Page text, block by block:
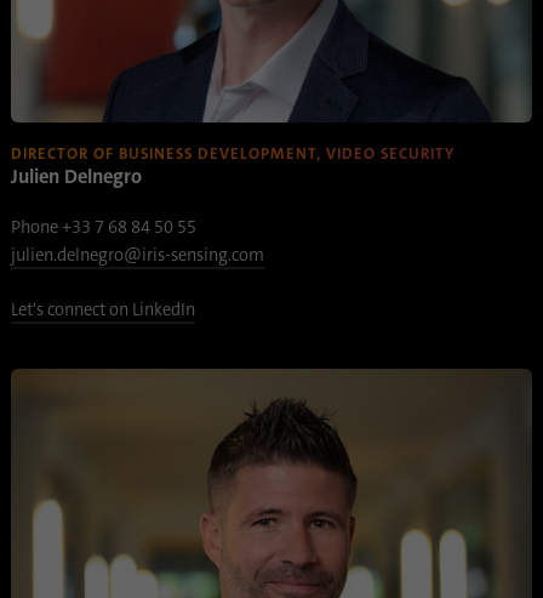
DIRECTOR OF BUSINESS DEVELOPMENT, VIDEO SECURITY
Julien Delnegro
Phone +33 7 68 84 50 55
julien.delnegro@iris-sensing.com
Let's connect on LinkedIn
eine Synchronisierung mit dem Cookie
„lms_analytics cookie“ stattgefunden hat.
Name UserMatchHistory
Anbieter
Laufzeit 30 Tage
Synchronisierungsprozess gesetzt. Es
Synchronisierung, um häufig wiederholte
Synchronisierungsprozesse zu vermeiden.
.linkedin.com
1 Tsg